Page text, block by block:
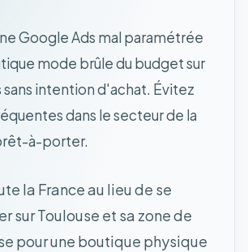
Google Ads mal paramétrée
mode brûle du budget sur
intention d'achat. Évitez
dans le secteur de la
à-porter.
la France au lieu de se
sur Toulouse et sa zone de
pour une boutique physique